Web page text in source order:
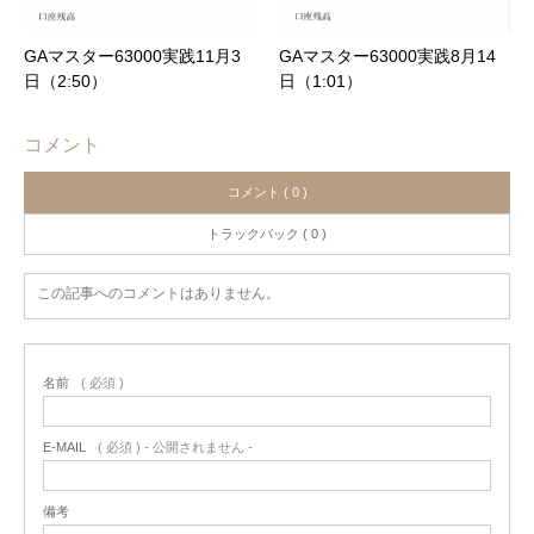
GAマスター63000実践11月3
日（2:50）
GAマスター63000実践8月14
日（1:01）
コメント
コメント ( 0 )
トラックバック ( 0 )
この記事へのコメントはありません。
名前 ( 必須 )
E-MAIL ( 必須 ) - 公開されません -
備考